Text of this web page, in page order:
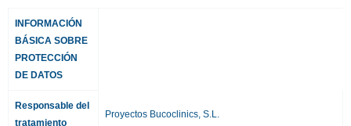
INFORMACIÓN
BÁSICA SOBRE
PROTECCIÓN
DE DATOS
Responsable del
tratamiento
Proyectos Bucoclinics, S.L.